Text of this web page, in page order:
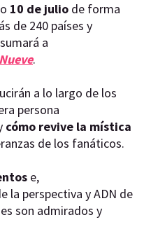
10 de julio de forma
de 240 países y
a
.
a lo largo de los
persona
cómo revive la mística
de los fanáticos.
e,
la perspectiva y ADN de
son admirados y